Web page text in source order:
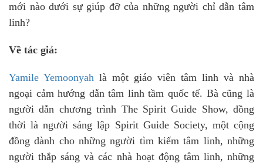
mới nào dưới sự giúp đỡ của những người chỉ dẫn tâm
linh?
Về tác giả:
Yamile Yemoonyah là một giáo viên tâm linh và nhà
ngoại cảm hướng dẫn tâm linh tầm quốc tế. Bà cũng là
người dẫn chương trình The Spirit Guide Show, đồng
thời là người sáng lập Spirit Guide Society, một cộng
đồng dành cho những người tìm kiếm tâm linh, những
người thắp sáng và các nhà hoạt động tâm linh, những